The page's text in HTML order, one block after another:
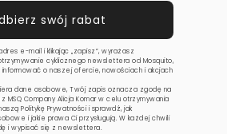
e-mail i klikając „zapisz”, wyrażasz
cyklicznego newslettera od Mosquito,
informować o naszej ofercie, nowościach i akcjach
dane osobowe, Twój zapis oznacza zgodę na
Company Alicja Komar w celu otrzymywania
Politykę Prywatnościi sprawdź, jak
i jakie prawa Ci przysługują. W każdej chwili
i wypisać się z newslettera.